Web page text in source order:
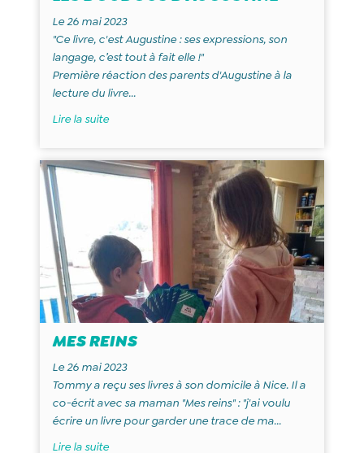
Le 26 mai 2023
"Ce livre, c'est Augustine : ses expressions, son
langage, c’est tout à fait elle !"
Première réaction des parents d'Augustine à la
lecture du livre...
Lire la suite
MES REINS
Le 26 mai 2023
Tommy a reçu ses livres à son domicile à Nice. Il a
co-écrit avec sa maman "Mes reins" : "j'ai voulu
écrire un livre pour garder une trace de ma...
Lire la suite